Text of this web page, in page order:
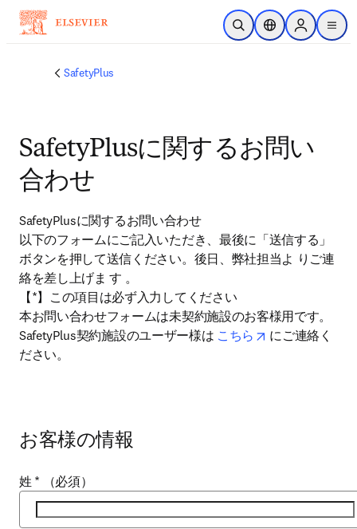
メインのコンテンツにスキップ
検索を開くロケーションセレ
Sign in to
menu
SafetyPlus
SafetyPlusに関するお問い
合わせ
﻿SafetyPlusに関するお問い合わせ
以下のフォームにご記入いただき、最後に「送信する」
ボタンを押して送信ください。後日、弊社担当よ りご連
絡を差し上げま す 。
【*】この項目は必ず入力してください
本お問い合わせフォームは未契約施設のお客様用です。
SafetyPlus契約施設のユーザー様は こちら opens in new
にご連絡く
ださい。
お客様の情報
姓 * （必須）